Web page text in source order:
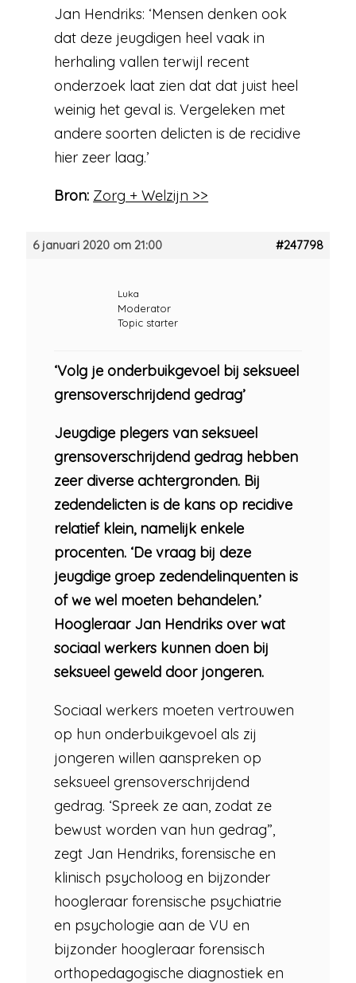
Jan Hendriks: ‘Mensen denken ook
dat deze jeugdigen heel vaak in
herhaling vallen terwijl recent
onderzoek laat zien dat dat juist heel
weinig het geval is. Vergeleken met
andere soorten delicten is de recidive
hier zeer laag.’
Bron: Zorg + Welzijn >>
6 januari 2020 om 21:00 #247798
Luka
Moderator
Topic starter
‘Volg je onderbuikgevoel bij seksueel
grensoverschrijdend gedrag’
Jeugdige plegers van seksueel
grensoverschrijdend gedrag hebben
zeer diverse achtergronden. Bij
zedendelicten is de kans op recidive
relatief klein, namelijk enkele
procenten. ‘De vraag bij deze
jeugdige groep zedendelinquenten is
of we wel moeten behandelen.’
Hoogleraar Jan Hendriks over wat
sociaal werkers kunnen doen bij
seksueel geweld door jongeren.
Sociaal werkers moeten vertrouwen
op hun onderbuikgevoel als zij
jongeren willen aanspreken op
seksueel grensoverschrijdend
gedrag. ‘Spreek ze aan, zodat ze
bewust worden van hun gedrag”,
zegt Jan Hendriks, forensische en
klinisch psycholoog en bijzonder
hoogleraar forensische psychiatrie
en psychologie aan de VU en
bijzonder hoogleraar forensisch
orthopedagogische diagnostiek en